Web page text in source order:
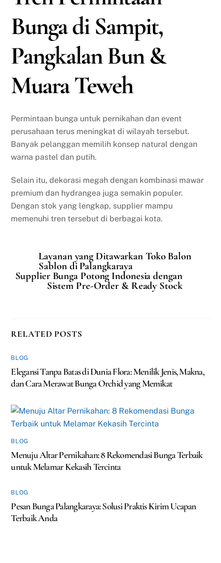
Bunga di Sampit,
Pangkalan Bun &
Muara Teweh
Permintaan bunga untuk pernikahan dan event
perusahaan terus meningkat di wilayah tersebut.
Banyak pelanggan memilih konsep natural dengan
warna pastel dan putih.
Selain itu, dekorasi megah dengan kombinasi mawar
premium dan hydrangea juga semakin populer.
Dengan stok yang lengkap, supplier mampu
memenuhi tren tersebut di berbagai kota.
Layanan yang Ditawarkan Toko Balon
Sablon di Palangkaraya
Supplier Bunga Potong Indonesia dengan
Sistem Pre-Order & Ready Stock
RELATED POSTS
BLOG
Elegansi Tanpa Batas di Dunia Flora: Menilik Jenis, Makna,
dan Cara Merawat Bunga Orchid yang Memikat
BLOG
Menuju Altar Pernikahan: 8 Rekomendasi Bunga Terbaik
untuk Melamar Kekasih Tercinta
BLOG
Pesan Bunga Palangkaraya: Solusi Praktis Kirim Ucapan
Terbaik Anda